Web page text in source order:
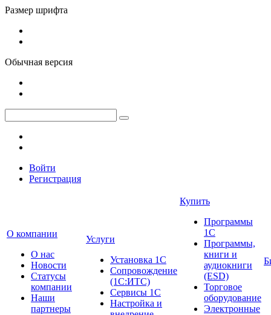
Размер шрифта
Обычная версия
Войти
Регистрация
О компании
О нас
Новости
Cтатусы
компании
Наши
партнеры
Услуги
Установка 1С
Сопровождение
(1С:ИТС)
Сервисы 1С
Настройка и
Купить
Программы
1С
Программы,
книги и
аудиокниги
(ESD)
Торговое
оборудование
Электронные